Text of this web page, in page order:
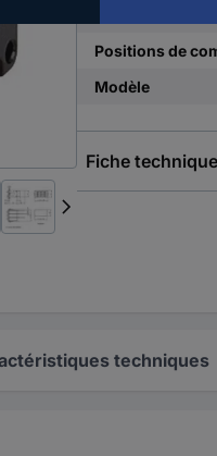
Positions de
Modèle
Fiche
techniques